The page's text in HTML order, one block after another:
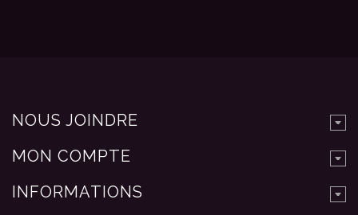
NOUS JOINDRE
MON COMPTE
INFORMATIONS